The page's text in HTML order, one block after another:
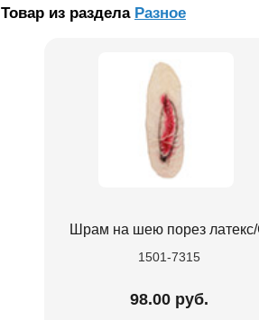
Товар из раздела Разное
Шрам на шею порез
1501-7315
98.00 руб.